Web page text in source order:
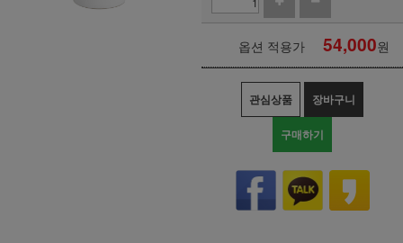
옵션 적용가 54,000원
관심상품 장바구니
구매하기